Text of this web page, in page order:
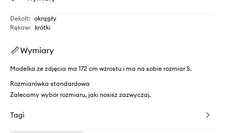
Dekolt: okrągły
Rękaw: krótki
Wymiary
Modelka ze zdjęcia ma 172 cm wzrostu i ma na sobie rozmiar S.
Rozmiarówka standardowa
Zalecamy wybór rozmiaru, jaki nosisz zazwyczaj.
Tagi